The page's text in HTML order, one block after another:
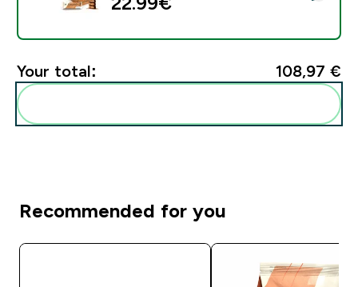
Your total: 108,97 €‎
Recommended for you